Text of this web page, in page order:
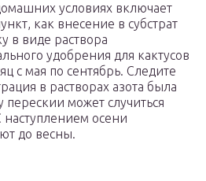
условиях включает
как внесение в субстрат
в виде раствора
удобрения для кактусов
с мая по сентябрь. Следите
в растворах азота была
может случиться
осени
до весны.